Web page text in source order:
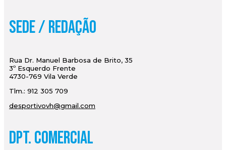
Sede / Redação
Rua Dr. Manuel Barbosa de Brito, 35
3º Esquerdo Frente
4730-769 Vila Verde
Tlm.: 912 305 709
desportivovh@gmail.com
Dpt. Comercial